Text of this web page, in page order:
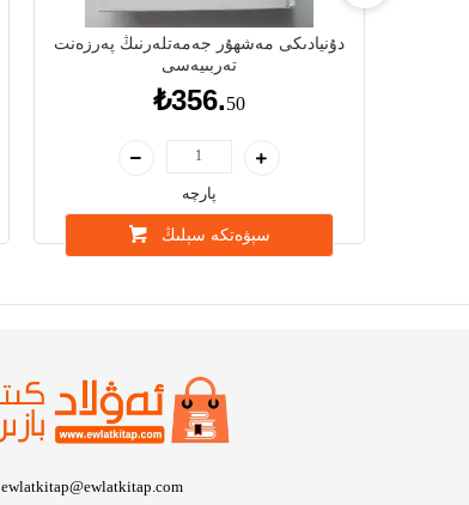
دۇنيادىكى مەشھۇر جەمەتلەرنىڭ پەرزەنت
تەربىيەسى
₺356.50
پارچە
سېۋەتكە سېلىڭ
ewlatkitap@ewlatkitap.com